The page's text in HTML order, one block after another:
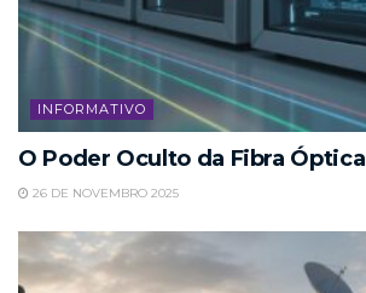
INFORMATIVO
O Poder Oculto da Fibra Óptica
26 DE NOVEMBRO 2025